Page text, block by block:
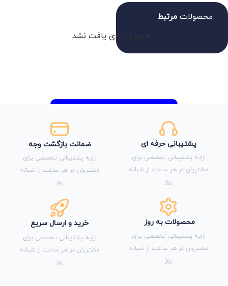
محصولات مرتبط
هیچ داده‌ای یافت نشد
پشتیبانی حرفه ای
ارایه پشتیبانی تخصصی برای
مشتریان در هر ساعت از شبانه
روز
ضمانت بازگشت وجه
ارایه پشتیبانی تخصصی برای
مشتریان در هر ساعت از شبانه
روز
محصولات به روز
ارایه پشتیبانی تخصصی برای
مشتریان در هر ساعت از شبانه
روز
خرید و ارسال سریع
ارایه پشتیبانی تخصصی برای
مشتریان در هر ساعت از شبانه
روز